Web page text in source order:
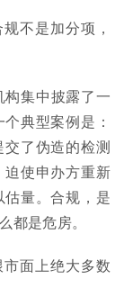
不是加分项，
集中披露了一
典型案例是：
了伪造的检测
使申办方重新
量。合规，是
都是危房。
面上绝大多数